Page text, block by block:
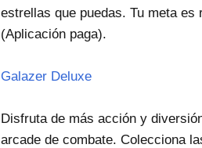
estrellas que puedas. Tu meta
(Aplicación paga).
Galazer Deluxe
Disfruta de más acción y
arcade de combate. Colecciona